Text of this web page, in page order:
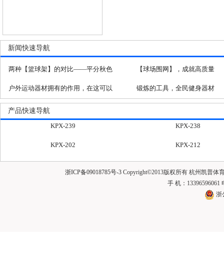
新闻快速导航
两种【篮球架】的对比——平分秋色 【球场围网】，成就高质量
户外运动器材拥有的作用，在这可以
体现
锻炼的工具，全民健身器材
产品快速导航
KPX-239
KPX-238
KPX-213太极揉推器 KPX-217快乐大转盘
KPX-222双位扭腰器
浙ICP备09018785号-3 Copyright©2013版权所有 杭州凯普体
手 机：13396596061
浙